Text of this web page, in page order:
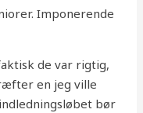
Imponerende
de var rigtig,
en jeg ville
bør